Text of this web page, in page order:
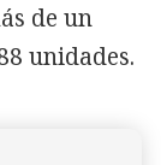
de un
unidades.